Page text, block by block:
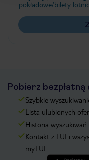
pokładowe/bilety
Pobierz bezpłatną
Szybkie
Lista ulubionych
Historia
Kontakt z TUI i
myTUI